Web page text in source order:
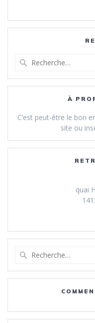
À
C’est peut-être le bon
site ou
quai